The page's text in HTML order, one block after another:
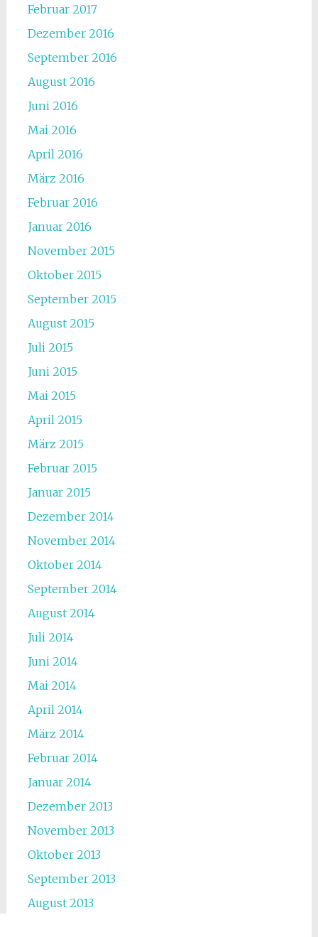
Februar 2017
Dezember 2016
September 2016
August 2016
Juni 2016
Mai 2016
April 2016
März 2016
Februar 2016
Januar 2016
November 2015
Oktober 2015
September 2015
August 2015
Juli 2015
Juni 2015
Mai 2015
April 2015
März 2015
Februar 2015
Januar 2015
Dezember 2014
November 2014
Oktober 2014
September 2014
August 2014
Juli 2014
Juni 2014
Mai 2014
April 2014
März 2014
Februar 2014
Januar 2014
Dezember 2013
November 2013
Oktober 2013
September 2013
August 2013